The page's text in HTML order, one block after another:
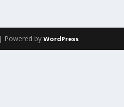
| Powered byWordPress